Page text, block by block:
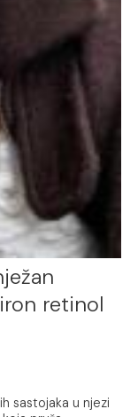
retinol
sastojaka u njezi